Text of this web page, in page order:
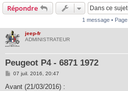
Répondre
1 message • Page
jeep-fr
ADMINISTRATEUR
Peugeot P4 - 6871 1972
M
s
07 juil. 2016, 20:47
Avant (21/03/2016) :